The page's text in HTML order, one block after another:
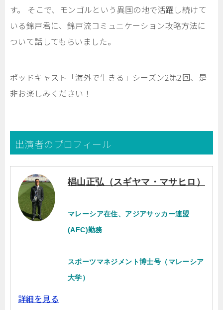
す。 そこで、モンゴルという異国の地で活躍し続けて
いる錦戸君に、錦戸流コミュニケーション攻略方法に
ついて話してもらいました。
ポッドキャスト「海外で生きる」シーズン2第2回、是
非お楽しみください！
出演者のプロフィール
椙山正弘（スギヤマ・マサヒロ）
マレーシア在住、アジアサッカー連盟
(AFC)勤務
スポーツマネジメント博士号（マレーシア
大学）
詳細を見る